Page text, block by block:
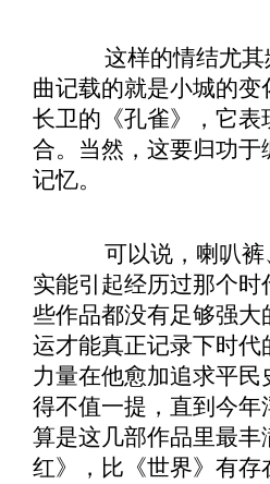
这样的情结尤其
曲记载的就是小城的
长卫的《孔雀》，它表
合。当然，这要归功
记忆。
可以说，喇叭裤
实能引起经历过那个
些作品都没有足够强
运才能真正记录下时代
力量在他愈加追求平
得不值一提，直到今年
算是这几部作品里最
红》，比《世界》有存